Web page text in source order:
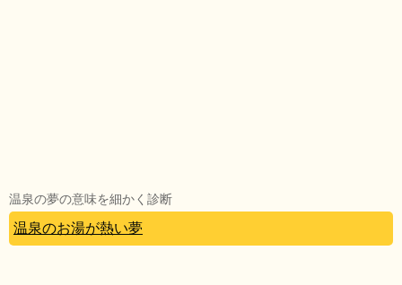
温泉の夢の意味を細かく診断
温泉のお湯が熱い夢